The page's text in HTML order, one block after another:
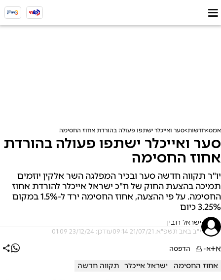
אמס חדשות סער ואייכלר ישתפו פעולה בהורדת אחוז החסימה
סער ואייכלר ישתפו פעולה בהורדת
אחוז החסימה
יו"ר תקווה חדשה סער ובכיר המפלגה השר אלקין יוזמים
תמיכה בהצעת החוק של ח"כ ישראל אייכלר להורדת אחוז
החסימה. על פי ההצעה, אחוז החסימה ירד ל-1.5% במקום
3.25% כיום
ישראל רובין
י"ב באב תשפ"א, 21/07/21 09:14 עודכן: 23/12/24 01:09
א+א- הדפסה
אחוז החסימה ישראל אייכלר תקווה חדשה